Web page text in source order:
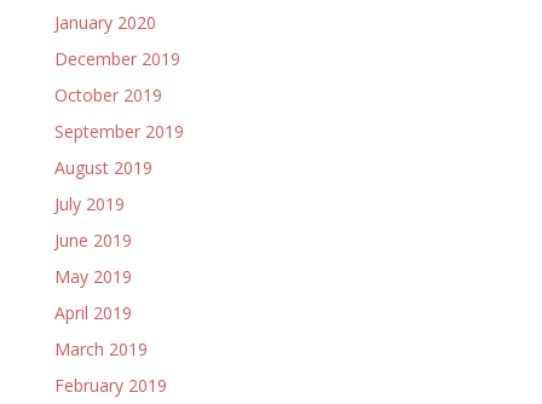
January 2020
December 2019
October 2019
September 2019
August 2019
July 2019
June 2019
May 2019
April 2019
March 2019
February 2019